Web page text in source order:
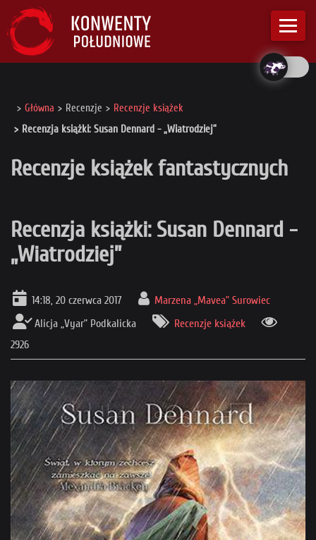
Główna Recenzje
Recenzje książek
Recenzja książki: Susan Dennard - „Wiatrodziej”
Recenzje książek fantastycznych
Recenzja książki: Susan Dennard -
„Wiatrodziej”
14:18, 20 czerwca 2017
Marzena „Mavea” Surowiec
Alicja „Vyar” Podkalicka
Recenzje książek
2926